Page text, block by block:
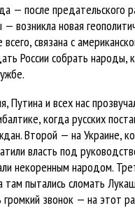
— после предательского
возникла новая
связана с
России собрать народы,
Путина и всех нас
когда русских
Второй — на Украине,
власть под
некоренным народом.
там пытались сломать
звонок — на этот